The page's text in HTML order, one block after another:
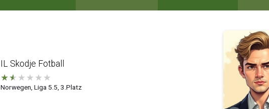
IL Skodje Fotball
★★ ★ ★ ★ ★
Norwegen, Liga 5.5, 3.Platz